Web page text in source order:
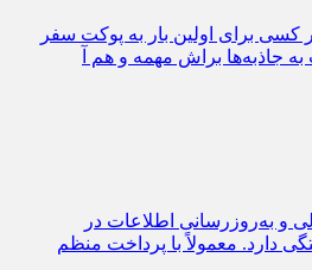
کسی برای اولین بار به پوکت سفر
براش مهمه و هم آ
و به‌روزرسانی اطلاعات در
دارد. معمولاً با پرداخت منظم